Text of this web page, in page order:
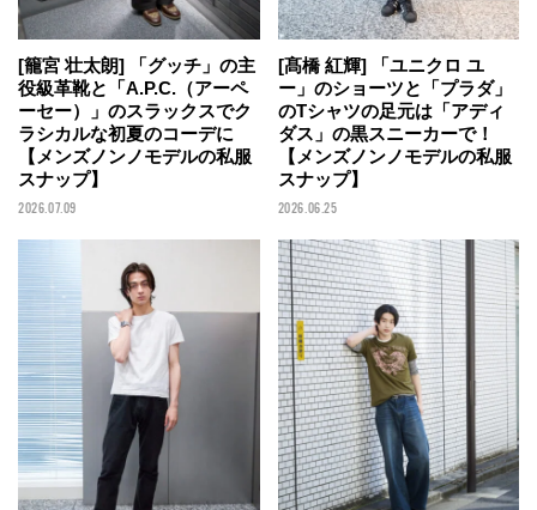
[籠宮 壮太朗] 「グッチ」の主
役級革靴と「A.P.C.（アーペ
ーセー）」のスラックスでク
ラシカルな初夏のコーデに
【メンズノンノモデルの私服
スナップ】
2026.07.09
[髙橋 紅輝] 「ユニクロ ユ
ー」のショーツと「プラダ」
のTシャツの足元は「アディ
ダス」の黒スニーカーで！
【メンズノンノモデルの私服
スナップ】
2026.06.25